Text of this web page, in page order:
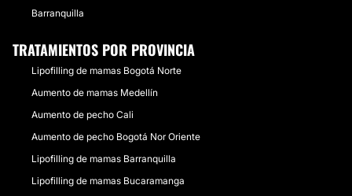
Barranquilla
TRATAMIENTOS POR PROVINCIA
Lipofilling de mamas Bogotá Norte
Aumento de mamas Medellín
Aumento de pecho Cali
Aumento de pecho Bogotá Nor Oriente
Lipofilling de mamas Barranquilla
Lipofilling de mamas Bucaramanga